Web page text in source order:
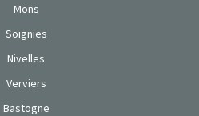
Mons
Soignies
Nivelles
Verviers
Bastogne